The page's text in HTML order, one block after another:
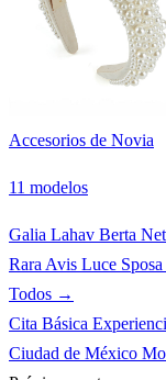
Accesorios de Novia
11 modelos
Galia Lahav Berta
Rara Avis Luce Sposa
Todos →
Cita Básica
Ciudad de México